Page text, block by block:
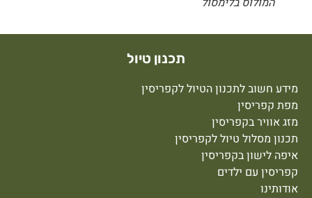
תכנון טיול
חשוב לתכנון הטיול לקפריסין
קפריסין
אוויר בקפריסין
מסלול טיול לקפריסין
לישון בקפריסין
עם ילדים